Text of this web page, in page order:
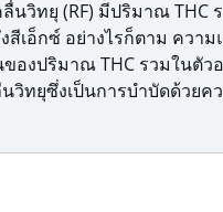
นวิทยุ (RF) มีปริมาณ THC
สีเอ็กซ์ อย่างไรก็ตาม คว
องปริมาณ THC รวมในตั
ทยุซึ่งเป็นการบำบัดด้วยค